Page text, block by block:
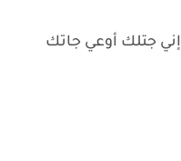
جتلك أوعي جاتك